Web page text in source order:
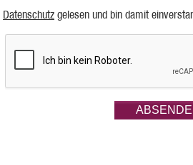
Datenschutz gelesen und bin damit